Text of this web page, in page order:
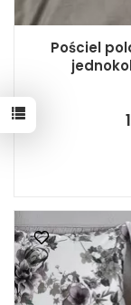
Pościel